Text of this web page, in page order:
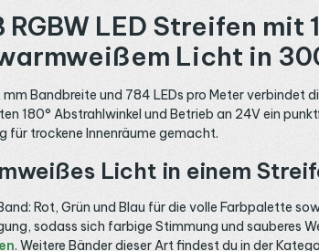
RGBW LED Streifen
Licht in
mm Bandbreite und 784 LEDs pro Meter
180° Abstrahlwinkel und Betrieb an 24V ein
für trockene Innenräume gemacht.
Licht in einem
Rot, Grün und Blau für die volle Farbpalette
sodass sich farbige Stimmung und sauberes
. Weitere Bänder dieser Art findest du in der